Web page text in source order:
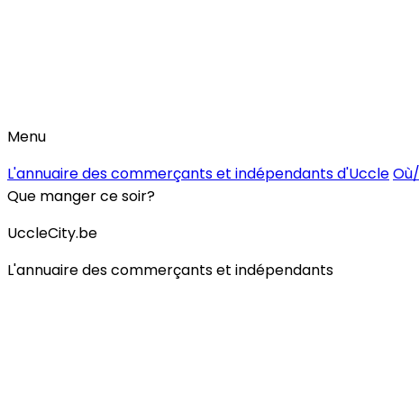
Menu
L'annuaire des commerçants et indépendants d'Uccle
Que manger ce soir?
UccleCity.be
L'annuaire des commerçants et indépendants